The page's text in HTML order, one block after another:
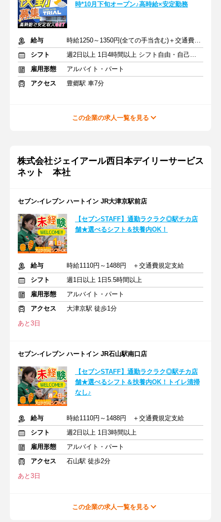
時*10月下旬オープン♪高時給×安定勤務
給与
時給1250～1350円(全ての手当含む)＋交通費(月3万円まで)
シフト
週2日以上 1日4時間以上 シフト自由・自己申告
雇用形態
アルバイト・パート
アクセス
豊郷駅 車7分
この企業の求人一覧を見る
株式会社ジェイアール西日本デイリーサービス
ネット 本社
セブン‐イレブン ハートイン JR大津京駅前店
【セブンSTAFF】通勤ラクラク◎駅チカ店
舗★選べるシフト＆扶養内OK！
給与
時給1110円～1488円 ＋交通費規定支給
シフト
週1日以上 1日5.5時間以上
雇用形態
アルバイト・パート
アクセス
大津京駅 徒歩1分
あと3日
セブン‐イレブン ハートイン JR石山駅南口店
【セブンSTAFF】通勤ラクラク◎駅チカ店
舗★選べるシフト＆扶養内OK！トイレ清掃
なし♪
給与
時給1110円～1488円 ＋交通費規定支給
シフト
週2日以上 1日3時間以上
雇用形態
アルバイト・パート
アクセス
石山駅 徒歩2分
あと3日
この企業の求人一覧を見る